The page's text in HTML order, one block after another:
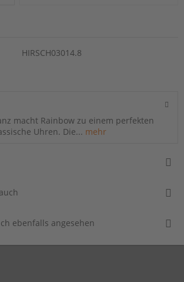
HIRSCH03014.8
macht Rainbow zu einem perfekten
Uhren. Die... mehr
ebenfalls angesehen